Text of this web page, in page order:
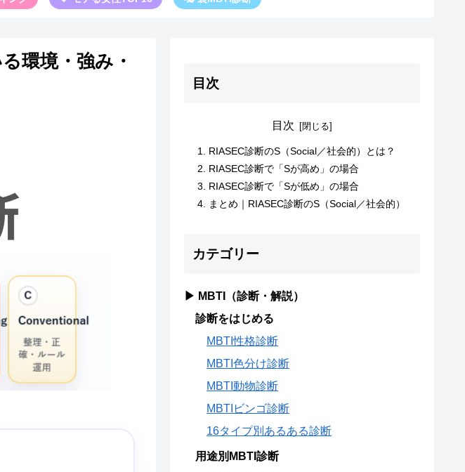
環境・強み・
目次
目次
RIASEC診断のS（Social／社会的）とは？
RIASEC診断で「Sが高め」の場合
RIASEC診断で「Sが低め」の場合
まとめ｜RIASEC診断のS（Social／社会的）
カテゴリー
▶ MBTI（診断・解説）
診断をはじめる
MBTI性格診断
MBTI色分け診断
MBTI動物診断
MBTIビンゴ診断
16タイプ別あるある診断
用途別MBTI診断